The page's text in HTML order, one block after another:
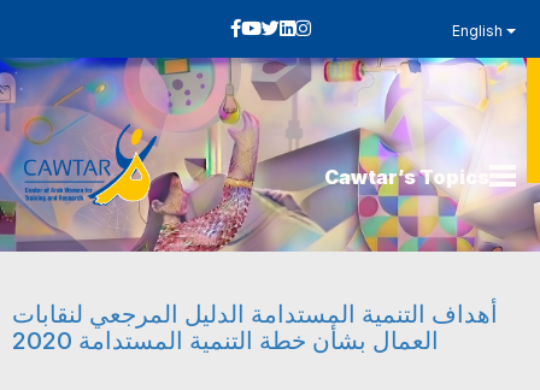
English
Cawtar’s Topics
أهداف التنمية المستدامة الدليل المرجعي لنقابات
العمال بشأن خطة التنمية المستدامة 2020